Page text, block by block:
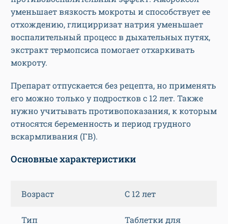
уменьшает вязкость мокроты и способствует ее
отхождению, глицирризат натрия уменьшает
воспалительный процесс в дыхательных путях,
экстракт термопсиса помогает отхаркивать
мокроту.
Препарат отпускается без рецепта, но применять
его можно только у подростков с 12 лет. Также
нужно учитывать противопоказания, к которым
относятся беременность и период грудного
вскармливания (ГВ).
Основные характеристики
Возраст С 12 лет
Тип Таблетки для